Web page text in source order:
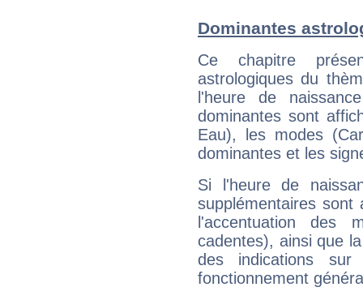
Dominantes
Ce chapitre
astrologiques du
l'heure de
dominantes sont
Eau), les modes
dominantes et les
Si l'heure de
supplémentaires sont
l'accentuation des
cadentes), ainsi que
des indications sur
fonctionnement